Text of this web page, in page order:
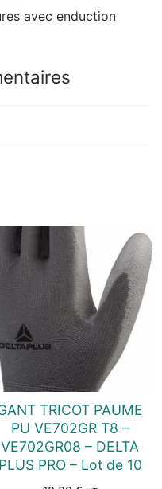
avec enduction
TRICOT PAUME
PU VE702GR T8 –
VE702GR08 – DELTA
PLUS PRO – Lot de 10